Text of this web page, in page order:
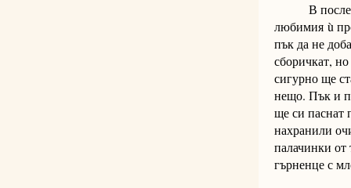
В
любимия ù
пък да не
сборичкат,
сигурно ще
нещо. Пък и
ще си паснат
нахранили
палачинки от
гърненце с